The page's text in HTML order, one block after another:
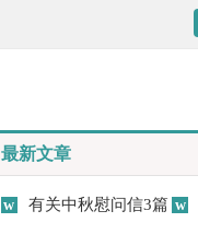
最新文章
有关中秋慰问信3篇